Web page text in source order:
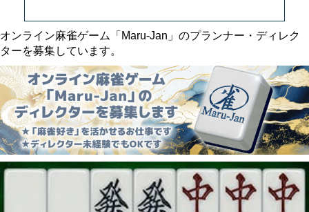
オンライン麻雀ゲーム「Maru-Jan」のプランナー・ディレク
ターを募集しています。